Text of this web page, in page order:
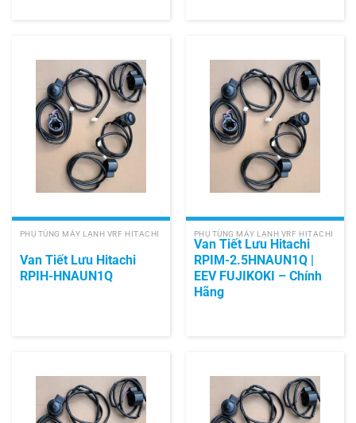
PHỤ TÙNG MÁY LẠNH VRF HITACHI
Van Tiết Lưu Hitachi
RPIH-HNAUN1Q
PHỤ TÙNG MÁY LẠNH VRF HITACHI
Van Tiết Lưu Hitachi
RPIM-2.5HNAUN1Q |
EEV FUJIKOKI – Chính
Hãng